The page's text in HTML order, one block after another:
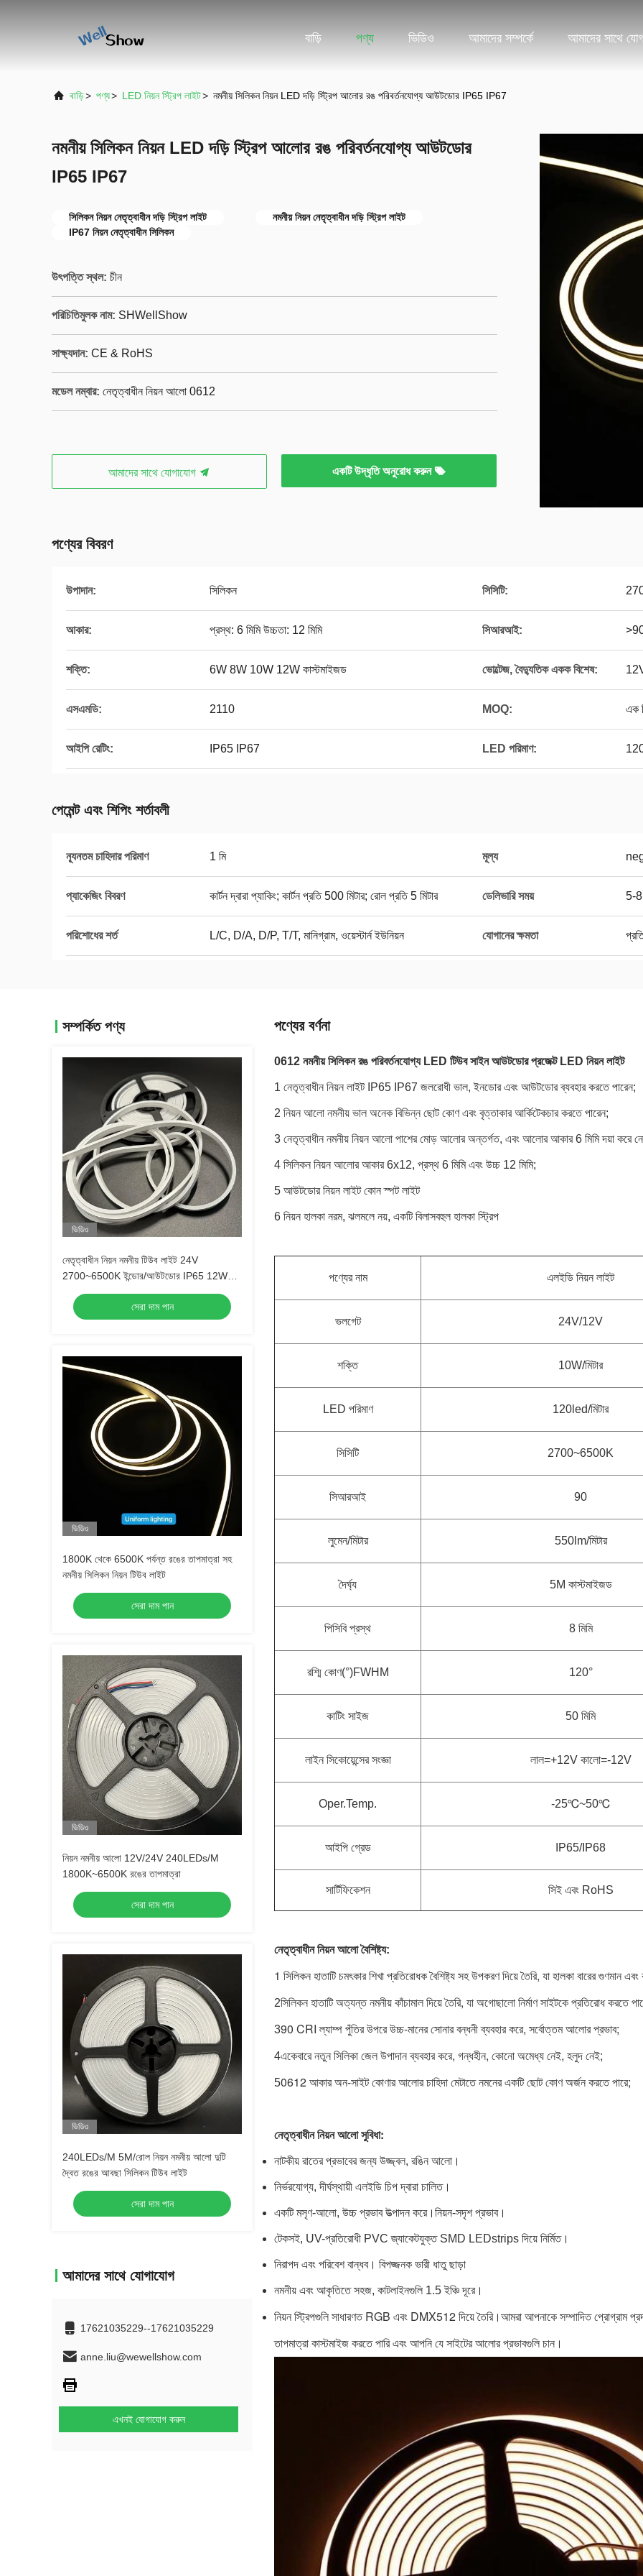
বাড়ি পণ্য ভিডিও আমাদের সম্পর্কে আমাদের সাথে
বাড়ি> পণ্য> LED নিয়ন স্ট্রিপ লাইট> নমনীয় সিলিকন নিয়ন LED দড়ি স্ট্রিপ আলোর রঙ পরিবর্তনযোগ্য আউটডোর IP65 IP67
নমনীয় সিলিকন নিয়ন LED দড়ি স্ট্রিপ আলোর রঙ পরিবর্তনযোগ্য আউটডোর
IP65 IP67
সিলিকন নিয়ন নেতৃত্বাধীন দড়ি স্ট্রিপ লাইট
নমনীয় নিয়ন নেতৃত্বাধীন দড়ি স্ট্রিপ লাইট
IP67 নিয়ন নেতৃত্বাধীন সিলিকন
উৎপত্তি স্থল: চীন
পরিচিতিমুলক নাম: SHWellShow
সাক্ষ্যদান: CE & RoHS
মডেল নম্বার: নেতৃত্বাধীন নিয়ন আলো 0612
আমাদের সাথে যোগাযোগ একটি উদ্ধৃতি অনুরোধ করুন
পণ্যের বিবরণ
উপাদান: সিলিকন সিসিটি:
আকার: প্রস্থ: 6 মিমি উচ্চতা: 12 মিমি সিআরআই:
শক্তি: 6W 8W 10W 12W কাস্টমাইজড ভোল্টেজ, বৈদ্যুতিক একক বিশেষ:
এসএমডি: 2110 MOQ: এক
আইপি রেটিং: IP65 IP67 LED পরিমাণ:
পেমেন্ট এবং শিপিং শর্তাবলী
ন্যূনতম চাহিদার পরিমাণ 1 মি মূল্য
প্যাকেজিং বিবরণ কার্টন দ্বারা প্যাকিং; কার্টন প্রতি 500 মিটার; রোল প্রতি 5 মিটার ডেলিভারি সময় 5-8
পরিশোধের শর্ত L/C, D/A, D/P, T/T, মানিগ্রাম, ওয়েস্টার্ন ইউনিয়ন যোগানের ক্ষমতা
সম্পর্কিত পণ্য
ভিডিও
নেতৃত্বাধীন নিয়ন নমনীয় টিউব লাইট 24V
2700~6500K ইন্ডোর/আউটডোর IP65 12W
সিলিকন টিউব লাইট
সেরা দাম পান
ভিডিও
1800K থেকে 6500K পর্যন্ত রঙের তাপমাত্রা সহ
নমনীয় সিলিকন নিয়ন টিউব লাইট
সেরা দাম পান
ভিডিও
নিয়ন নমনীয় আলো 12V/24V 240LEDs/M
1800K~6500K রঙের তাপমাত্রা
সেরা দাম পান
ভিডিও
240LEDs/M 5M/রোল নিয়ন নমনীয় আলো দুটি
দ্বৈত রঙের আবছা সিলিকন টিউব লাইট
সেরা দাম পান
আমাদের সাথে যোগাযোগ
17621035229--17621035229
anne.liu@wewellshow.com
এখনই যোগাযোগ করুন
পণ্যের বর্ণনা
0612 নমনীয় সিলিকন রঙ পরিবর্তনযোগ্য LED টিউব সাইন আউটডোর প্রজেক্ট LED নিয়ন লাইট
1 নেতৃত্বাধীন নিয়ন লাইট IP65 IP67 জলরোধী ভাল, ইনডোর এবং আউটডোর ব্যবহার করতে পারেন;
2 নিয়ন আলো নমনীয় ভাল অনেক বিভিন্ন ছোট কোণ এবং বৃত্তাকার আর্কিটেকচার করতে পারেন;
3 নেতৃত্বাধীন নমনীয় নিয়ন আলো পাশের মোড় আলোর অন্তর্গত, এবং আলোর আকার 6 মিমি দয়া করে
4 সিলিকন নিয়ন আলোর আকার 6x12, প্রস্থ 6 মিমি এবং উচ্চ 12 মিমি;
5 আউটডোর নিয়ন লাইট কোন স্পট লাইট
6 নিয়ন হালকা নরম, ঝলমলে নয়, একটি বিলাসবহুল হালকা স্ট্রিপ
পণ্যের নাম এলইডি নিয়ন লাইট
ভলগেট 24V/12V
শক্তি 10W/মিটার
LED পরিমাণ 120led/মিটার
সিসিটি 2700~6500K
সিআরআই 90
লুমেন/মিটার 550lm/মিটার
দৈর্ঘ্য 5M কাস্টমাইজড
পিসিবি প্রস্থ 8 মিমি
রশ্মি কোণ(°)FWHM 120°
কাটিং সাইজ 50 মিমি
লাইন সিকোয়েন্সের সংজ্ঞা লাল=+12V কালো=-12V
Oper.Temp. -25℃~50℃
আইপি গ্রেড IP65/IP68
সার্টিফিকেশন সিই এবং RoHS
নেতৃত্বাধীন নিয়ন আলো বৈশিষ্ট্য:
1 সিলিকন হাতাটি চমৎকার শিখা প্রতিরোধক বৈশিষ্ট্য সহ উপকরণ দিয়ে তৈরি, যা হালকা বারের গুণমান
2সিলিকন হাতাটি অত্যন্ত নমনীয় কাঁচামাল দিয়ে তৈরি, যা অগোছালো নির্মাণ সাইটকে প্রতিরোধ করতে
390 CRI ল্যাম্প পুঁতির উপরে উচ্চ-মানের সোনার বন্ধনী ব্যবহার করে, সর্বোত্তম আলোর প্রভাব;
4একেবারে নতুন সিলিকা জেল উপাদান ব্যবহার করে, গন্ধহীন, কোনো অমেধ্য নেই, হলুদ নেই;
50612 আকার অন-সাইট কোণার আলোর চাহিদা মেটাতে নমনের একটি ছোট কোণ অর্জন করতে পারে;
নেতৃত্বাধীন নিয়ন আলো সুবিধা:
নাটকীয় রাতের প্রভাবের জন্য উজ্জ্বল, রঙিন আলো।
নির্ভরযোগ্য, দীর্ঘস্থায়ী এলইডি চিপ দ্বারা চালিত।
একটি মসৃণ-আলো, উচ্চ প্রভাব উত্পাদন করে।নিয়ন-সদৃশ প্রভাব।
টেকসই, UV-প্রতিরোধী PVC জ্যাকেটযুক্ত SMD LEDstrips দিয়ে নির্মিত।
নিরাপদ এবং পরিবেশ বান্ধব। বিপজ্জনক ভারী ধাতু ছাড়া
নমনীয় এবং আকৃতিতে সহজ, কাটলাইনগুলি 1.5 ইঞ্চি দূরে।
নিয়ন স্ট্রিপগুলি সাধারণত RGB এবং DMX512 দিয়ে তৈরি।আমরা আপনাকে সম্পাদিত প্রোগ্রাম
তাপমাত্রা কাস্টমাইজ করতে পারি এবং আপনি যে সাইটের আলোর প্রভাবগুলি চান।